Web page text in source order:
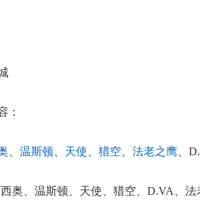
：
温斯顿 天使 猎空 法老之鹰 、
西奥、温斯顿、天使、猎空、D.VA、法